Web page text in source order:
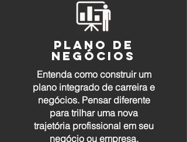
plano de
negócios
Entenda como construir um
plano integrado de carreira e
negócios. Pensar diferente
para trilhar uma nova
trajetória profissional em seu
negócio ou empresa.